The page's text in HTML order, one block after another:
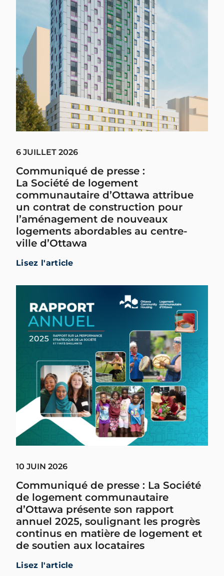
6 JUILLET 2026
Communiqué de presse :
La Société de logement
communautaire d’Ottawa attribue
un contrat de construction pour
l’aménagement de nouveaux
logements abordables au centre-
ville d’Ottawa
Lisez l'article
10 JUIN 2026
Communiqué de presse : La Société
de logement communautaire
d’Ottawa présente son rapport
annuel 2025, soulignant les progrès
continus en matière de logement et
de soutien aux locataires
Lisez l'article